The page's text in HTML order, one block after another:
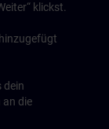
klickst.
dein
an die